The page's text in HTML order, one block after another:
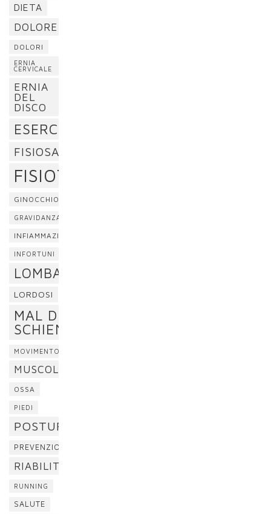
DIETA
DOLORE
DOLORI
ERNIA
CERVICALE
ERNIA
DEL
DISCO
ESERCIZI
FISIOSAN
FISIOTERAPIA
GINOCCHIO
GRAVIDANZA
INFIAMMAZIONE
INFORTUNI
LOMBALGIA
LORDOSI
MAL DI
SCHIENA
MOVIMENTO
MUSCOLI
OSSA
PIEDI
POSTURA
PREVENZIONE
RIABILITAZIONE
RUNNING
SALUTE